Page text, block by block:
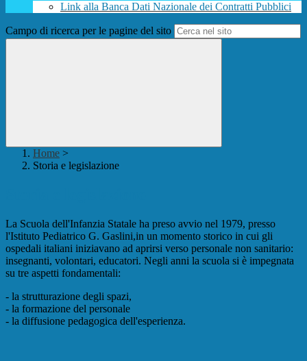
Link alla Banca Dati Nazionale dei Contratti Pubblici
Campo di ricerca per le pagine del sito
Home >
Storia e legislazione
La Scuola dell'Infanzia Statale ha preso avvio nel 1979, presso
l'Istituto Pediatrico G. Gaslini,in un momento storico in cui gli
ospedali italiani iniziavano ad aprirsi verso personale non sanitario:
insegnanti, volontari, educatori. Negli anni la scuola si è impegnata
su tre aspetti fondamentali:
- la strutturazione degli spazi,
- la formazione del personale
- la diffusione pedagogica dell'esperienza.